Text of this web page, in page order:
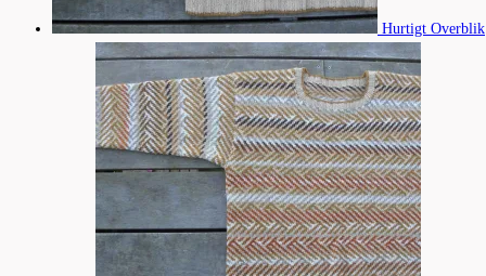
Hurtigt Overblik